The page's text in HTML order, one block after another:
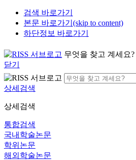
검색 바로가기
본문 바로가기(skip to content)
하단정보 바로가기
무엇을 찾고 계세요?
닫기
상세검색
상세검색
통합검색
국내학술논문
학위논문
해외학술논문